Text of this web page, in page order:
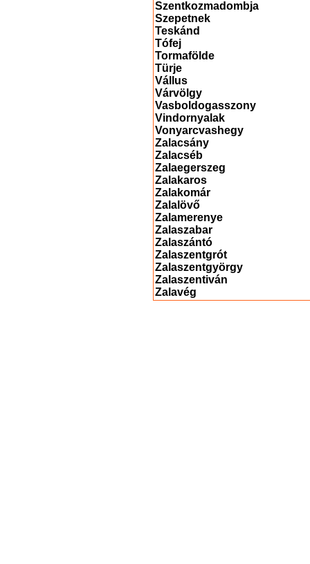
Szentkozmadombja
Szepetnek
Teskánd
Tófej
Tormafölde
Türje
Vállus
Várvölgy
Vasboldogasszony
Vindornyalak
Vonyarcvashegy
Zalacsány
Zalacséb
Zalaegerszeg
Zalakaros
Zalakomár
Zalalövő
Zalamerenye
Zalaszabar
Zalaszántó
Zalaszentgrót
Zalaszentgyörgy
Zalaszentiván
Zalavég